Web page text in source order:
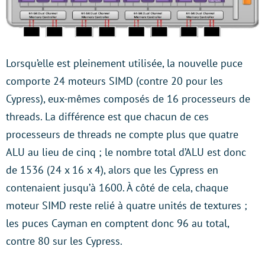
Lorsqu’elle est pleinement utilisée, la nouvelle puce
comporte 24 moteurs SIMD (contre 20 pour les
Cypress), eux-mêmes composés de 16 processeurs de
threads. La différence est que chacun de ces
processeurs de threads ne compte plus que quatre
ALU au lieu de cinq ; le nombre total d’ALU est donc
de 1536 (24 x 16 x 4), alors que les Cypress en
contenaient jusqu’à 1600. À côté de cela, chaque
moteur SIMD reste relié à quatre unités de textures ;
les puces Cayman en comptent donc 96 au total,
contre 80 sur les Cypress.